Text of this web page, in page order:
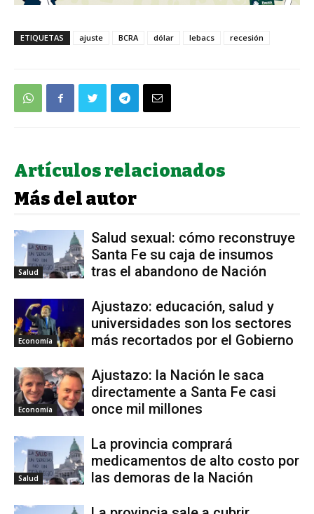
ETIQUETAS ajuste BCRA dólar lebacs recesión
Artículos relacionados
Más del autor
Salud
Salud sexual: cómo reconstruye
Santa Fe su caja de insumos
tras el abandono de Nación
Economía
Ajustazo: educación, salud y
universidades son los sectores
más recortados por el Gobierno
Economía
Ajustazo: la Nación le saca
directamente a Santa Fe casi
once mil millones
Salud
La provincia comprará
medicamentos de alto costo por
las demoras de la Nación